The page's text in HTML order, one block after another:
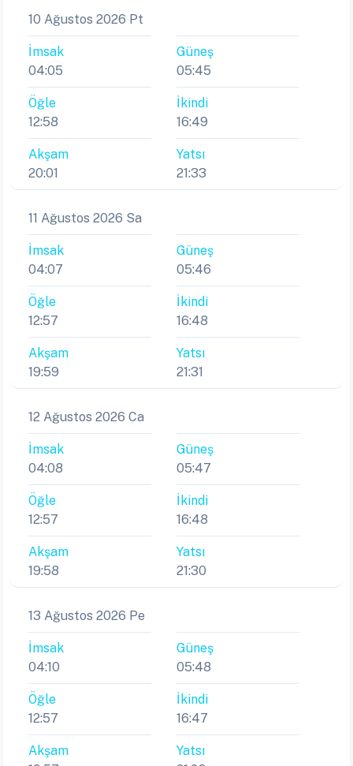
10 Ağustos 2026 Pt
İmsak
04:05
Güneş
05:45
Öğle
12:58
İkindi
16:49
Akşam
20:01
Yatsı
21:33
11 Ağustos 2026 Sa
İmsak
04:07
Güneş
05:46
Öğle
12:57
İkindi
16:48
Akşam
19:59
Yatsı
21:31
12 Ağustos 2026 Ca
İmsak
04:08
Güneş
05:47
Öğle
12:57
İkindi
16:48
Akşam
19:58
Yatsı
21:30
13 Ağustos 2026 Pe
İmsak
04:10
Güneş
05:48
Öğle
12:57
İkindi
16:47
Akşam
Yatsı